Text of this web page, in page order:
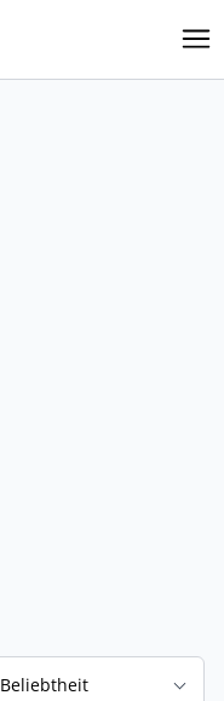
Beliebtheit